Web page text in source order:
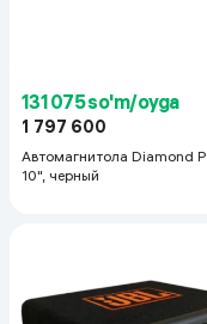
131 075 so'm/oyga
1 797 600
Автомагнитола Diamond
10", черный